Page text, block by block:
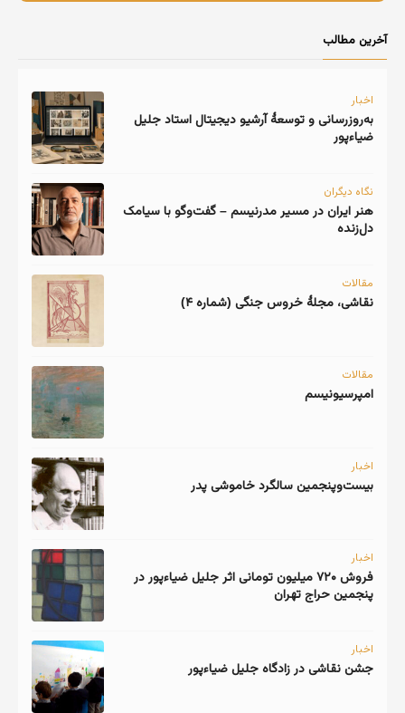
آخرین مطالب
اخبار
به‌روزرسانی و توسعهٔ آرشیو دیجیتال استاد جلیل
ضیاءپور
نگاه دیگران
هنر ایران در مسیر مدرنیسم – گفت‌وگو با سیامک
دل‌زنده
مقالات
نقاشی، مجلهٔ خروس جنگی (شماره ۴)
مقالات
امپرسیونیسم
اخبار
اخبار
فروش ۷۲۰ میلیون تومانی اثر جلیل ضیاءپور در
پنجمین حراج تهران
اخبار
جشن نقاشی در زادگاه جلیل ضیاءپور